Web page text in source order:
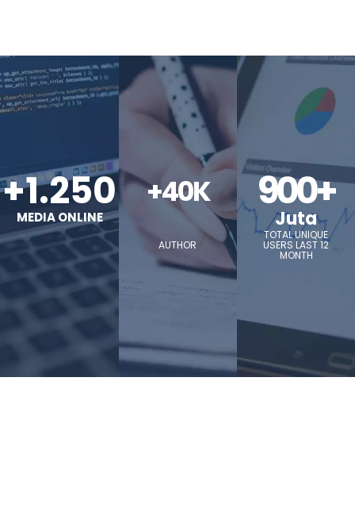
+1.250
MEDIA ONLINE
+40K
AUTHOR
900+
Juta
TOTAL UNIQUE
USERS LAST 12
MONTH